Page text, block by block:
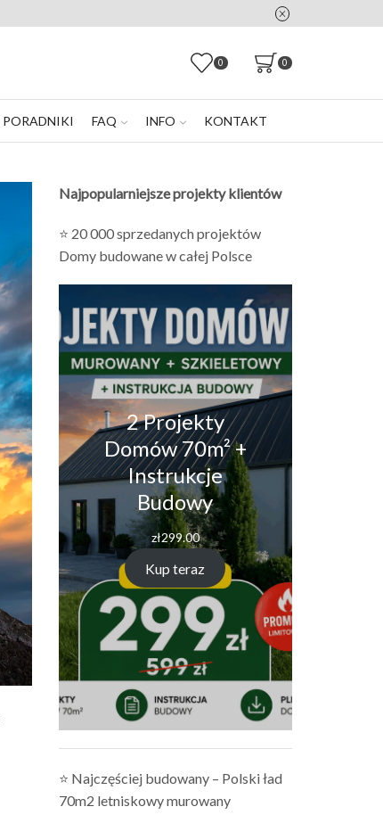
0 0
PORADNIKI FAQ INFO KONTAKT
Najpopularniejsze projekty klientów
⭐ 20 000 sprzedanych projektów
Domy budowane w całej Polsce
2 Projekty
Domów 70m² +
Instrukcje
Budowy
zł299.00
Kup teraz
⭐ Najczęściej budowany – Polski ład
70m2 letniskowy murowany